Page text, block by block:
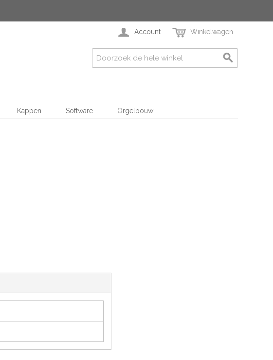
Account Winkelwagen
Kappen Software Orgelbouw